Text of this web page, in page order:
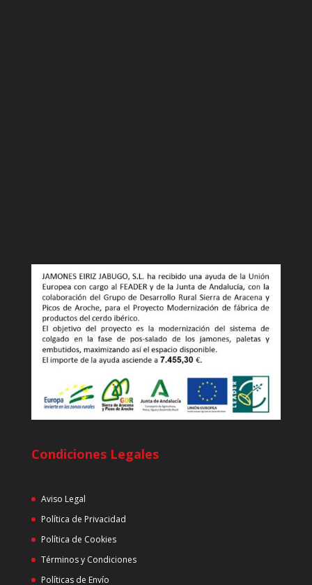
Condiciones Legales
Aviso Legal
Política de Privacidad
Política de Cookies
Términos y Condiciones
Políticas de Envío